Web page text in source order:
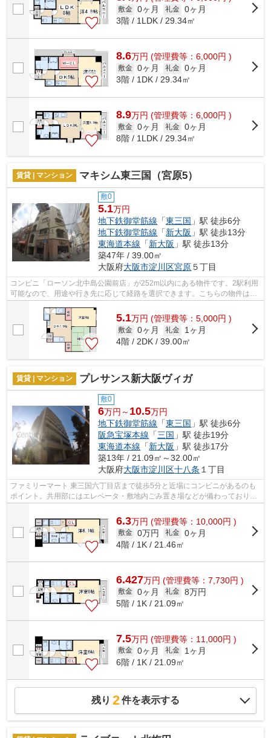
敷金 0ヶ月 礼金 0ヶ月
3階 / 1LDK / 29.34㎡
8.6万円 (管理費等：6,000円 )
敷金 0ヶ月 礼金 0ヶ月
3階 / 1DK / 29.34㎡
8.9万円 (管理費等：6,000円 )
敷金 0ヶ月 礼金 0ヶ月
8階 / 1LDK / 29.34㎡
賃貸 | マンション マキシム東三国（宮原5）
敷0
5.1万円
地下鉄御堂筋線 「東三国 」駅 徒歩6分
地下鉄御堂筋線 「新大阪 」駅 徒歩13分
東海道本線 「新大阪 」駅 徒歩13分
築47年 / 39.00㎡
大阪府大阪市淀川区宮原５丁目
コンビニ「ローソン北中島公園前店」が252m以内にある物件です。2駅利用
可能なので、用途や行き先に応じて経路を選択できます。こちらの物件はマ
ンションです。眺望良好な物件はこちら...
5.1万円 (管理費等：5,000円 )
敷金 0ヶ月 礼金
1ヶ月
4階 / 2DK / 39.00㎡
賃貸 | マンション プレサンス新大阪ヴィガ
敷0
6万円～ 10.5万円
地下鉄御堂筋線 「東三国 」駅 徒歩6分
阪急宝塚本線 「三国 」駅 徒歩19分
東海道本線 「新大阪 」駅 徒歩17分
築13年 / 21.09㎡～32.00㎡
大阪府大阪市淀川区十八条 １丁目
ファミリーマート 東三国六丁目店まで徒歩5分と近場にコンビニがあるのも
ポイント。共用部にはエレベータ・敷地内ごみ置き場などが備わっておりと
6.3万円 (管理費等：10,000円 )
敷金 0万円 礼金 0ヶ月
4階 / 1K / 21.46㎡
6.427万円 (管理費等：7,730円 )
敷金 0ヶ月 礼金 8万円
5階 / 1K / 21.09㎡
7.5万円 (管理費等：11,000円 )
敷金 0ヶ月 礼金
1ヶ月
6階 / 1K / 21.09㎡
残り 2件を表示する